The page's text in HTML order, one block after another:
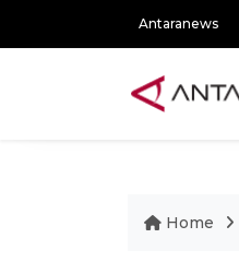
Antaranews
Home